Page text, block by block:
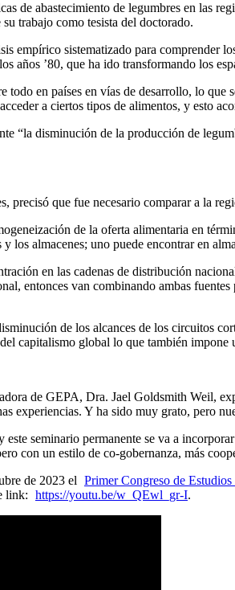
de abastecimiento de legumbres en las
trabajo como tesista del doctorado.
empírico sistematizado para comprender
años ’80, que ha ido transformando los
todo en países en vías de desarrollo, lo
a ciertos tipos de alimentos, y esto
“la disminución de la producción de
precisó que fue necesario comparar a la
de la oferta alimentaria en
los almacenes; uno puede encontrar en
en las cadenas de distribución
entonces van combinando ambas
de los alcances de los circuitos
capitalismo global lo que también
de GEPA, Dra. Jael Goldsmith Weil,
experiencias. Y ha sido muy grato, pero
seminario permanente se va a
con un estilo de co-gobernanza, más
de 2023 el Primer Congreso de
link: https://youtu.be/w_QEwl_gr-I.